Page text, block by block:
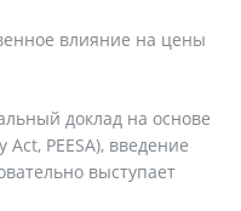
влияние на цены
доклад на основе
PEESA), введение
выступает